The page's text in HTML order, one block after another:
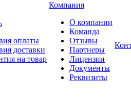
оплаты
доставки
на товар
Компания
О компании
Команда
Отзывы
Партнеры
Лицензии
Документы
Реквизиты